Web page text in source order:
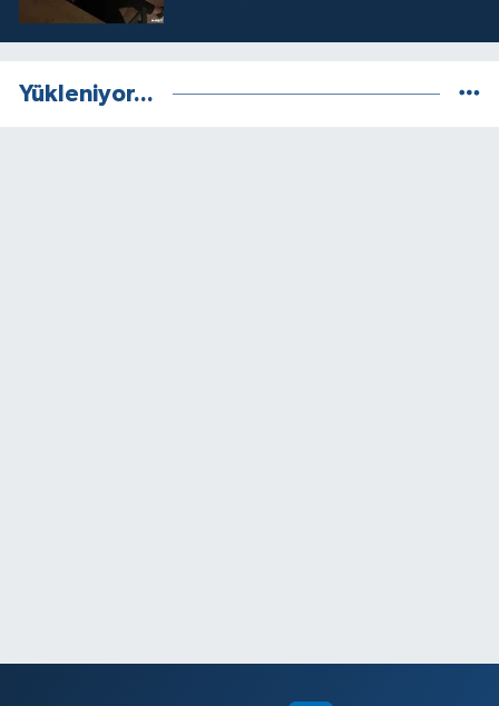
Yükleniyor...